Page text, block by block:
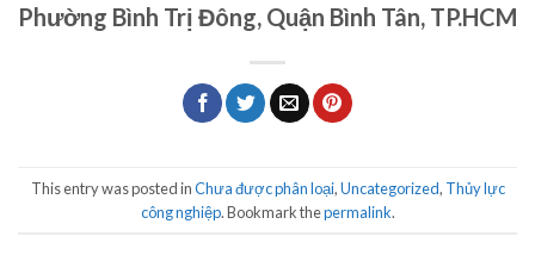
Phường Bình Trị Đông, Quận Bình Tân, TP.HCM
This entry was posted inChưa được phân loại,Uncategorized, Thủy lực
công nghiệp. Bookmark thepermalink.